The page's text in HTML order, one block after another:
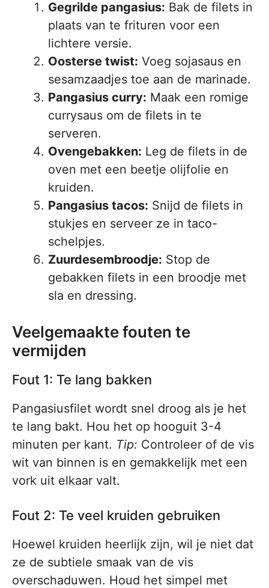
Gegrilde pangasius: Bak de filets in
plaats van te frituren voor een
lichtere versie.
Oosterse twist: Voeg sojasaus en
sesamzaadjes toe aan de marinade.
Pangasius curry: Maak een romige
currysaus om de filets in te
serveren.
Ovengebakken: Leg de filets in de
oven met een beetje olijfolie en
kruiden.
Pangasius tacos: Snijd de filets in
stukjes en serveer ze in taco-
schelpjes.
Zuurdesembroodje: Stop de
gebakken filets in een broodje met
sla en dressing.
Veelgemaakte fouten te
vermijden
Fout 1: Te lang bakken
Pangasiusfilet wordt snel droog als je het
te lang bakt. Hou het op hooguit 3-4
minuten per kant. Tip: Controleer of de vis
wit van binnen is en gemakkelijk met een
vork uit elkaar valt.
Fout 2: Te veel kruiden gebruiken
Hoewel kruiden heerlijk zijn, wil je niet dat
ze de subtiele smaak van de vis
overschaduwen. Houd het simpel met